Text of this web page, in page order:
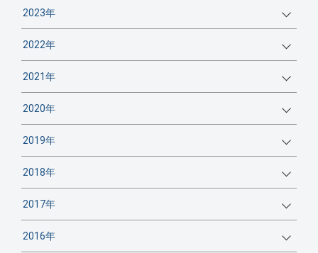
2023年
2022年
2021年
2020年
2019年
2018年
2017年
2016年